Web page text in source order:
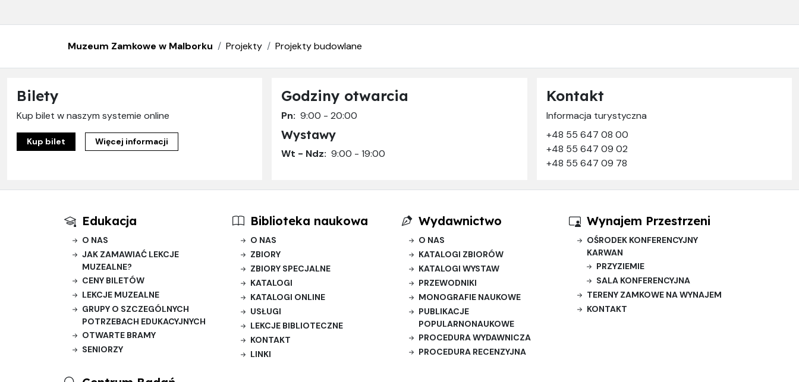
Muzeum Zamkowe w Malborku Projekty Projekty budowlane
Bilety
Kup bilet w naszym systemie online
Kup bilet Więcej informacji
Godziny otwarcia
Pn: 9:00 - 20:00
Wystawy
Wt - Ndz: 9:00 - 19:00
Kontakt
Informacja turystyczna
+48 55 647 08 00
+48 55 647 09 02
+48 55 647 09 78
Edukacja
O NAS
JAK ZAMAWIAĆ LEKCJE
MUZEALNE?
CENY BILETÓW
LEKCJE MUZEALNE
GRUPY O SZCZEGÓLNYCH
POTRZEBACH EDUKACYJNYCH
OTWARTE BRAMY
SENIORZY
Biblioteka naukowa
O NAS
ZBIORY
ZBIORY SPECJALNE
KATALOGI
KATALOGI ONLINE
USŁUGI
LEKCJE BIBLIOTECZNE
KONTAKT
LINKI
Wydawnictwo
O NAS
KATALOGI ZBIORÓW
KATALOGI WYSTAW
PRZEWODNIKI
MONOGRAFIE NAUKOWE
PUBLIKACJE
POPULARNONAUKOWE
PROCEDURA WYDAWNICZA
PROCEDURA RECENZYJNA
Wynajem Przestrzeni
OŚRODEK KONFERENCYJNY
KARWAN
PRZYZIEMIE
SALA KONFERENCYJNA
TERENY ZAMKOWE NA WYNAJEM
KONTAKT